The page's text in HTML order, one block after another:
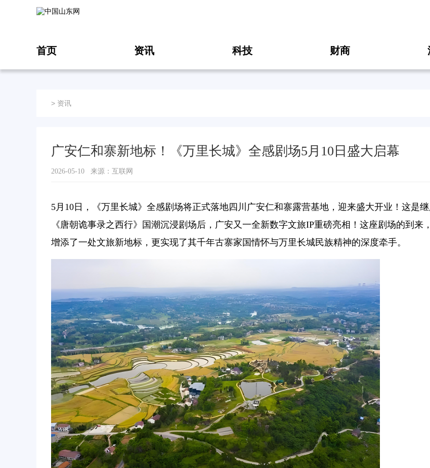
首页 资讯 科技 财商
> 资讯
广安仁和寨新地标！《万里长城》全感剧场5月10日盛大启幕
2026-05-10 来源：互联网
5月10日，《万里长城》全感剧场将正式落地四川广安仁和寨露营基地，迎来盛大开业！这是
《唐朝诡事录之西行》国潮沉浸剧场后，广安又一全新数字文旅IP重磅亮相！这座剧场的到来
增添了一处文旅新地标，更实现了其千年古寨家国情怀与万里长城民族精神的深度牵手。